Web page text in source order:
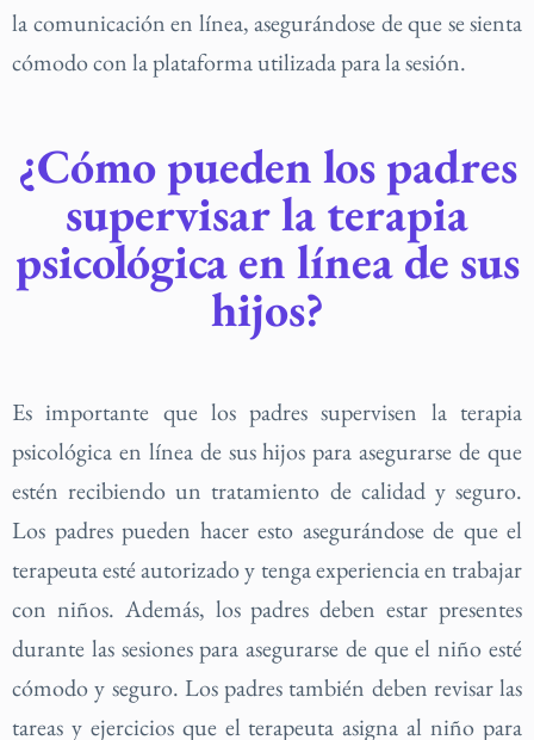
la comunicación en línea, asegurándose de que se sienta
cómodo con la plataforma utilizada para la sesión.
¿Cómo pueden los padres
supervisar la terapia
psicológica en línea de sus
hijos?
Es importante que los padres supervisen la terapia
psicológica en línea de sus hijos para asegurarse de que
estén recibiendo un tratamiento de calidad y seguro.
Los padres pueden hacer esto asegurándose de que el
terapeuta esté autorizado y tenga experiencia en trabajar
con niños. Además, los padres deben estar presentes
durante las sesiones para asegurarse de que el niño esté
cómodo y seguro. Los padres también deben revisar las
tareas y ejercicios que el terapeuta asigna al niño para